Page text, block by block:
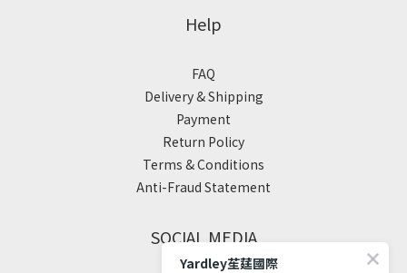
Help
FAQ
Delivery & Shipping
Payment
Return Policy
Terms & Conditions
Anti-Fraud Statement
SOCIAL MEDIA
Yardley苼莛國際